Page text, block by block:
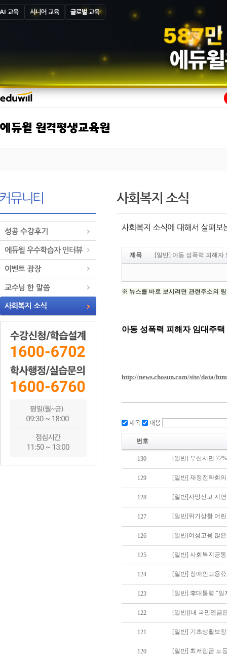
AI 교육 시니어 교육 글로벌 교육
587만
에듀윌
에듀윌 원격평생교육원
제목 [일반] 아동 성폭력 피해자
제목 내용
번호
130 [일반] 부산시민
129 [일반] 재정전략회
128 [일반]사망신고 지
127 [일반]위기상황 어
126 [일반]여성고용 많
125 [일반] 사회복지공
124 [일반] 장애인고용
123 [일반] 李대통령 “
122 [일반][내 국민연금
121 [일반] 기초생활보
120 [일반] 최저임금 노